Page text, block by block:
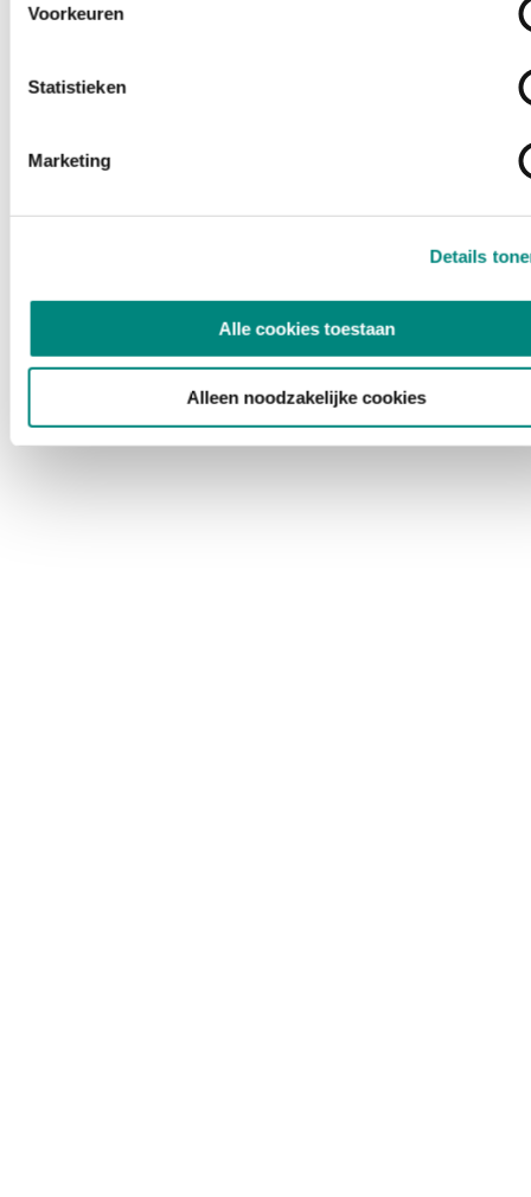
Voorkeuren
Statistieken
Marketing
Details
Alle cookies toestaan
Alleen noodzakelijke cookies